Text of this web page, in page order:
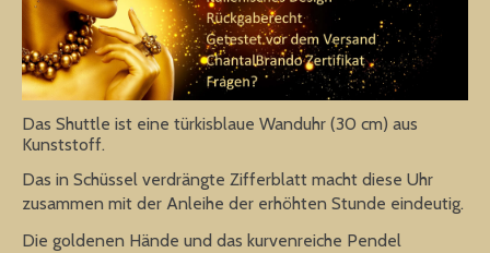
Das Shuttle ist eine türkisblaue Wanduhr (30 cm) aus
Kunststoff.
Das in Schüssel verdrängte Zifferblatt macht diese Uhr
zusammen mit der Anleihe der erhöhten Stunde eindeutig.
Die goldenen Hände und das kurvenreiche Pendel